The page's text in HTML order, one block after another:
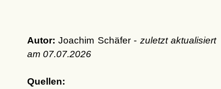
Autor: Joachim Schäfer - zuletzt aktualisiert
am 07.07.2026
Quellen: